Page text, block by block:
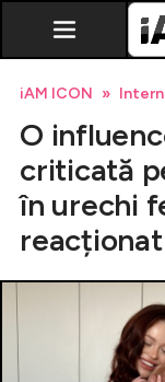
iAM ICON Intern
O
criticată
în urechi